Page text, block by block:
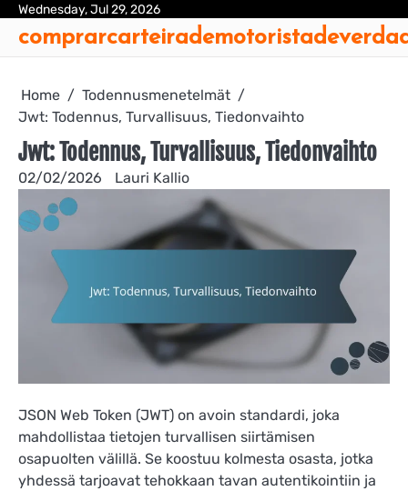
Skip
content
Wednesday, Jul 29, 2026
Us
Us
Home
Todennusmenetelmät
Jwt: Todennus, Turvallisuus, Tiedonvaihto
Jwt: Todennus, Turvallisuus, Tiedonvaihto
02/02/2026 Lauri Kallio
JSON Web Token (JWT) on avoin standardi, joka
mahdollistaa tietojen turvallisen siirtämisen
osapuolten välillä. Se koostuu kolmesta osasta, jotka
yhdessä tarjoavat tehokkaan tavan autentikointiin ja